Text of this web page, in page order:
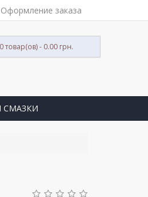
Оформление заказа
0 товар(ов) - 0.00 грн.
СМАЗКИ